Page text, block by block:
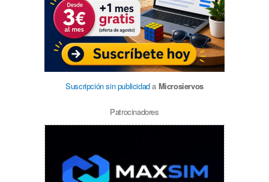
Suscripción sin publicidada Microsiervos
Patrocinadores